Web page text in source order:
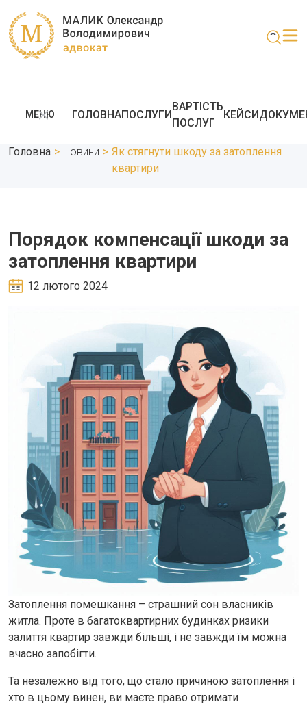
МЕНЮ ГОЛОВНАПОСЛУГИ
ВАРТІСТЬ
ПОСЛУГ
КЕЙСИ
Головна > Новини > Як стягнути шкоду за затоплення
квартири
Порядок компенсації шкоди за
затоплення квартири
12 лютого 2024
Затоплення помешкання – страшний сон власників
житла. Проте в багатоквартирних будинках ризики
залиття квартир завжди більші, і не завжди їм можна
вчасно запобігти.
Та незалежно від того, що стало причиною затоплення і
хто в цьому винен, ви маєте право отримати